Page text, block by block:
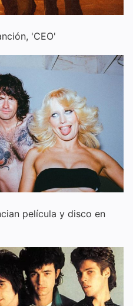
'CEO'
película y disco en